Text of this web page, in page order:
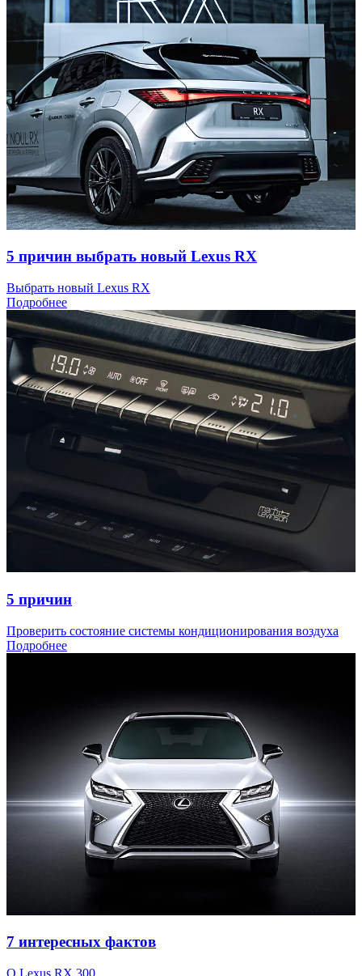
5 причин выбрать новый Lexus RX
Выбрать новый Lexus RX
Подробнее
5 причин
Проверить состояние системы кондиционирования воздуха
Подробнее
7 интересных фактов
О Lexus RX 300